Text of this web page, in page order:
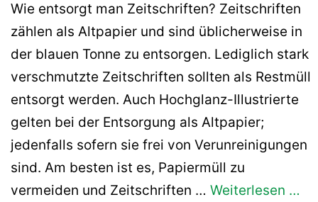
Wie entsorgt man Zeitschriften? Zeitschriften
zählen als Altpapier und sind üblicherweise in
der blauen Tonne zu entsorgen. Lediglich stark
verschmutzte Zeitschriften sollten als Restmüll
entsorgt werden. Auch Hochglanz-Illustrierte
gelten bei der Entsorgung als Altpapier;
jedenfalls sofern sie frei von Verunreinigungen
sind. Am besten ist es, Papiermüll zu
vermeiden und Zeitschriften … Weiterlesen …